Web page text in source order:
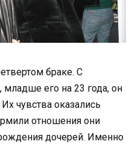
браке. С
его на 23 года, он
чувства оказались
отношения они
дочерей. Именно